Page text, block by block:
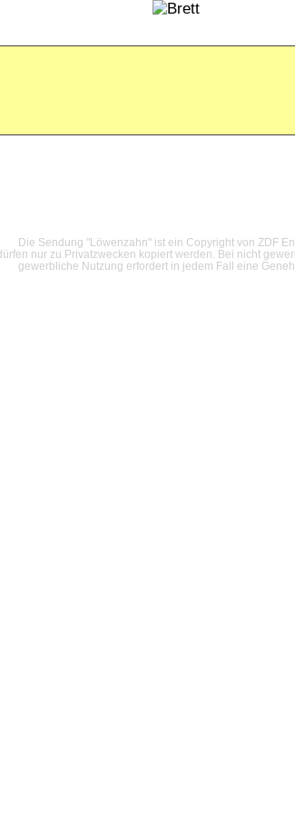
Die Sendung "Löwenzahn" ist ein Copyright von ZDF
nur zu Privatzwecken kopiert werden. Bei nicht
gewerbliche Nutzung erfordert in jedem Fall eine